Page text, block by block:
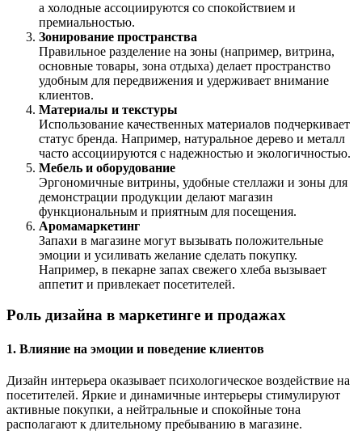
а холодные ассоциируются со спокойствием и
премиальностью.
Зонирование пространства
Правильное разделение на зоны (например, витрина,
основные товары, зона отдыха) делает пространство
удобным для передвижения и удерживает внимание
клиентов.
Материалы и текстуры
Использование качественных материалов подчеркивает
статус бренда. Например, натуральное дерево и металл
часто ассоциируются с надежностью и экологичностью.
Мебель и оборудование
Эргономичные витрины, удобные стеллажи и зоны для
демонстрации продукции делают магазин
функциональным и приятным для посещения.
Аромамаркетинг
Запахи в магазине могут вызывать положительные
эмоции и усиливать желание сделать покупку.
Например, в пекарне запах свежего хлеба вызывает
аппетит и привлекает посетителей.
Роль дизайна в маркетинге и продажах
1. Влияние на эмоции и поведение клиентов
Дизайн интерьера оказывает психологическое воздействие на
посетителей. Яркие и динамичные интерьеры стимулируют
активные покупки, а нейтральные и спокойные тона
располагают к длительному пребыванию в магазине.